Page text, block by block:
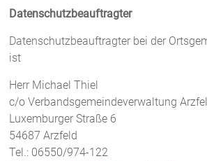
Datenschutzbeauftragter
Datenschutzbeauftragter bei der
ist
Herr Michael Thiel
c/o Verbandsgemeindeverwaltung
Luxemburger Straße 6
54687 Arzfeld
Tel.: 06550/974-122